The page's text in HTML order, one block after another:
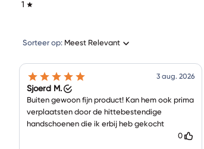
1
Sorteer op: Meest Relevant
3 aug. 2026
Sjoerd M.
Buiten gewoon fijn product! Kan hem ook prima
verplaatsten door de hittebestendige
handschoenen die ik erbij heb gekocht
0